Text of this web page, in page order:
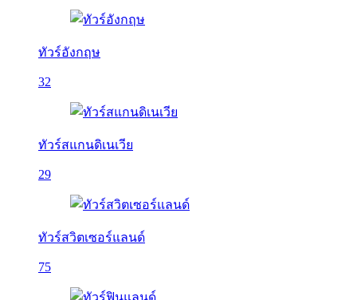
ทัวร์อังกฤษ
32
ทัวร์สแกนดิเนเวีย
29
ทัวร์สวิตเซอร์แลนด์
75